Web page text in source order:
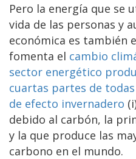
Pero la energía que se
vida de las personas y
económica es también
fomenta el cambio
sector energético
cuartas partes de
de efecto invernadero
debido al carbón, la
y la que produce las
carbono en el mundo.